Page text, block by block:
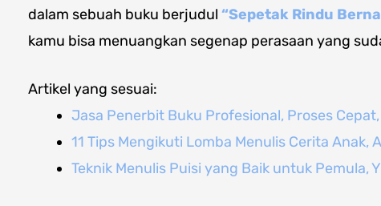
dalam sebuah buku berjudul “Sepetak Rindu
kamu bisa menuangkan segenap perasaan yang
Artikel yang sesuai:
Jasa Penerbit Buku Profesional, Proses
11 Tips Mengikuti Lomba Menulis Cerita Anak,
Teknik Menulis Puisi yang Baik untuk Pemula,